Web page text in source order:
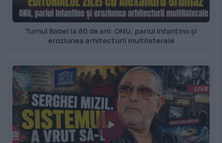
Turnul Babel la 80 de ani: ONU, pariul Infantino și
eroziunea arhitecturii multilaterale